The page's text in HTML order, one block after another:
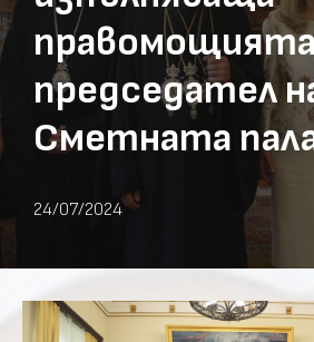
председател
Сметната
24/07/2024